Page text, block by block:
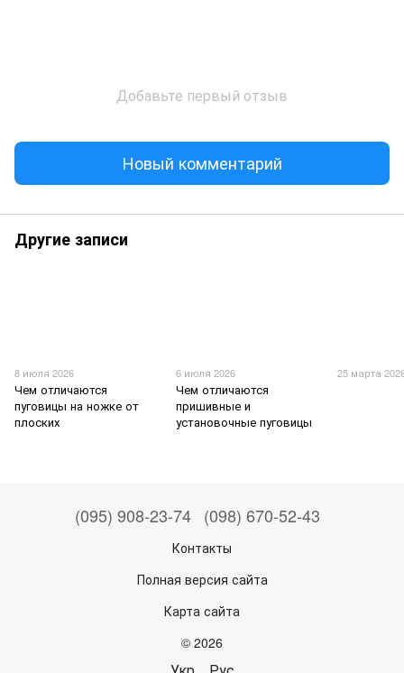
Добавьте первый отзыв
Новый комментарий
Другие записи
8 июля 2026
Чем отличаются
пуговицы на ножке от
плоских
6 июля 2026
Чем отличаются
пришивные и
установочные пуговицы
25 марта
(095) 908-23-74 (098) 670-52-43
Контакты
Полная версия сайта
Карта сайта
© 2026